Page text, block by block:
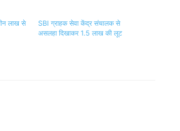
लाख से
SBI ग्राहक सेवा केंद्र संचालक से
असलहा दिखाकर 1.5 लाख की लूट